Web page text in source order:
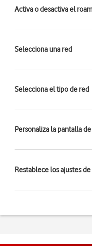
Activa o desactiva el
Selecciona una red
Selecciona el tipo de red
Personaliza la pantalla
Restablece los ajustes